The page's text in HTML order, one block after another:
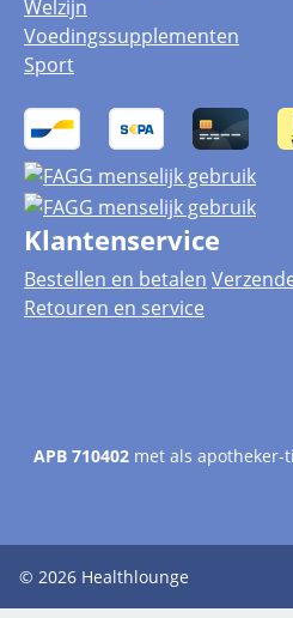
Welzijn
Voedingssupplementen
Sport
Klantenservice
Bestellen en betalen
Retouren en service
APB 710402 met als
© 2026 Healthlounge